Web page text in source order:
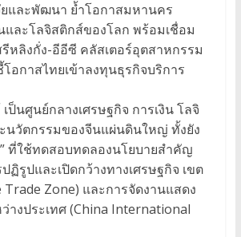
และพัฒนา ย้ำโอกาสมหานคร
และโลจิสติกส์ของโลก พร้อมเชื่อม
รีหลิงกั่ง-อีอีซี คลัสเตอร์อุตสาหกรรม
อกาสไทยเข้าลงทุนธุรกิจบริการ
ป็นศูนย์กลางเศรษฐกิจ การเงิน โลจิ
นวัตกรรมของจีนแผ่นดินใหญ่ ทั้งยัง
ที่ใช้ทดสอบทดลองนโยบายสำคัญ
ฏิรูปและเปิดกว้างทางเศรษฐกิจ เขต
Trade Zone) และการจัดงานแสดง
างประเทศ (China International